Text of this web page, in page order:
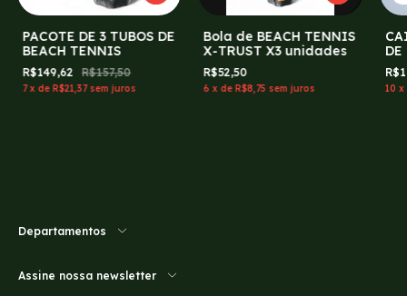
PACOTE DE 3 TUBOS DE
BEACH TENNIS
R$149,62 R$157,50
7 x de R$21,37 sem juros
Bola de BEACH TENNIS
X-TRUST X3 unidades
R$52,50
6 xdeR$8,75 sem juros
DE
10 x
Departamentos
Assine nossa newsletter